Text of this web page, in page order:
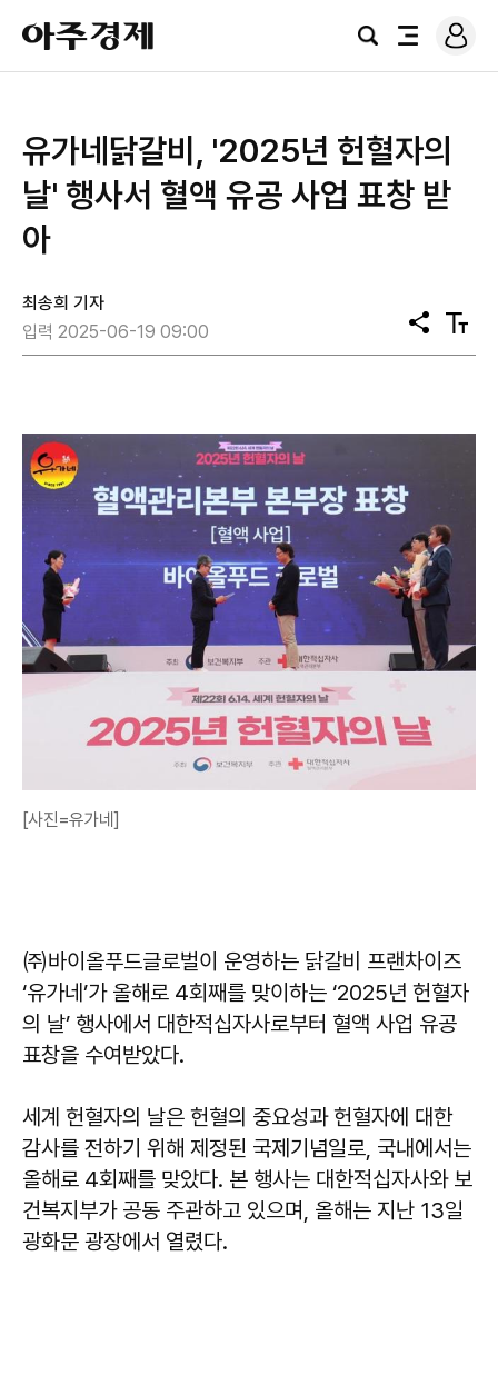
아
주
경
검
전
로
그
유가네닭갈비, '2025년 헌혈자의
날' 행사서 혈액 유공 사업 표창 받
아
최송희 기자
입력 2025-06-19 09:00
공
유
텍
스
[사진=유가네]
㈜바이올푸드글로벌이 운영하는 닭갈비 프랜차이즈
‘유가네’가 올해로 4회째를 맞이하는 ‘2025년 헌혈자
의 날’ 행사에서 대한적십자사로부터 혈액 사업 유공
표창을 수여받았다.
세계 헌혈자의 날은 헌혈의 중요성과 헌혈자에 대한
감사를 전하기 위해 제정된 국제기념일로, 국내에서는
올해로 4회째를 맞았다. 본 행사는 대한적십자사와 보
건복지부가 공동 주관하고 있으며, 올해는 지난 13일
광화문 광장에서 열렸다.